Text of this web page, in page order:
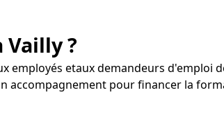
Vailly ?
employés etaux demandeurs d'emploi
accompagnement pour financer la